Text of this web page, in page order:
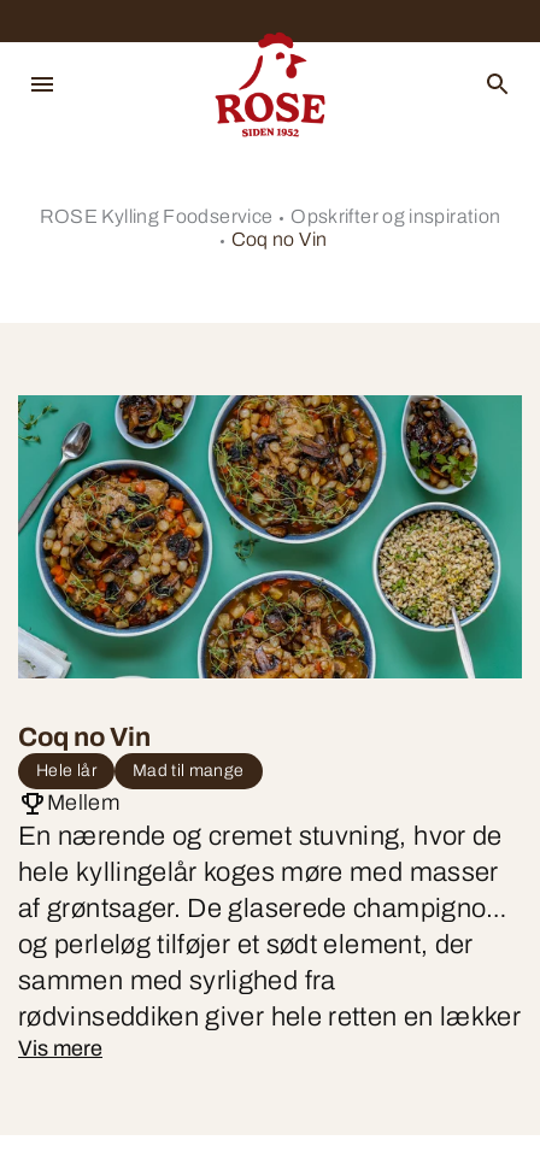
ROSE Kylling Foodservice
Opskrifter og inspiration
Coq no Vin
Coq no Vin
Hele lår Mad til mange
Mellem
En nærende og cremet stuvning, hvor de
hele kyllingelår koges møre med masser
af grøntsager. De glaserede champignon
og perleløg tilføjer et sødt element, der
sammen med syrlighed fra
rødvinseddiken giver hele retten en lækker
balance.
Vis mere